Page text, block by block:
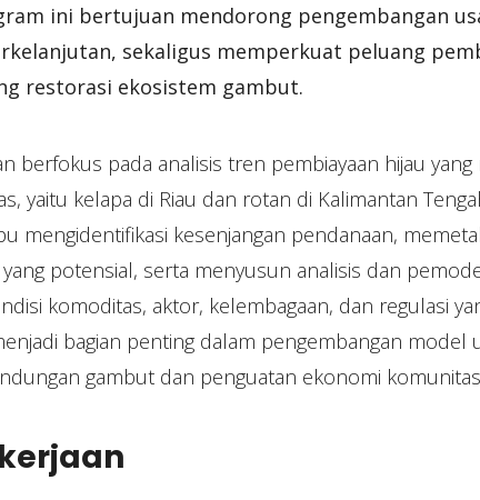
ini bertujuan mendorong pengembangan
sekaligus memperkuat peluang
restorasi ekosistem gambut.
berfokus pada analisis tren pembiayaan hijau
yaitu kelapa di Riau dan rotan di Kalimantan
mengidentifikasi kesenjangan pendanaan,
potensial, serta menyusun analisis dan
komoditas, aktor, kelembagaan, dan regulasi
bagian penting dalam pengembangan model
gambut dan penguatan ekonomi